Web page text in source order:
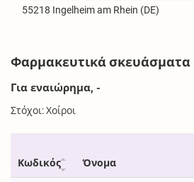
55218 Ingelheim am Rhein (DE)
Φαρμακευτικά σκευάσματα
Για εναιώρημα, -
Στόχοι: Χοίροι
Κωδικός Όνομα